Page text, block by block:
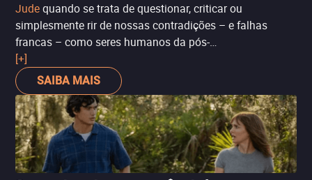
Judequando se trata de questionar, criticar ou
simplesmente rir de nossas contradições – e falhas
francas – como seres humanos da pós-
modernidade.
Mundocontinua com o estilo ácido e incisivo do diretor.
A trama segue Angela, uma produtora audiovisual
explorada e mal paga que, ironicamente, deve procurar
entre trabalhadores feridos de uma mesma corporação
para filmar um vídeo sobre a importância da segurança
no local de trabalho. Em seus tempos livres, grava vídeos
[+]
SAIBA MAIS